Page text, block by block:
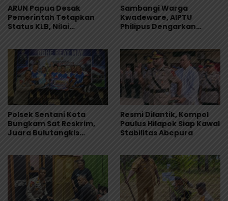
ARUN Papua Desak
Pemerintah Tetapkan
Status KLB, Nilai
Sentuh Akar Masalah
MBG
Sambangi Warga
Kwadeware, AIPTU
Philipus Dengarkan
Polsek Sentani Kota
Bungkam Sat Reskrim,
Juara Bulutangkis
Resmi Dilantik, Kompol
Paulus Hilapok Siap Kawal
Stabilitas Abepura